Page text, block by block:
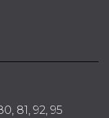
81, 92, 95